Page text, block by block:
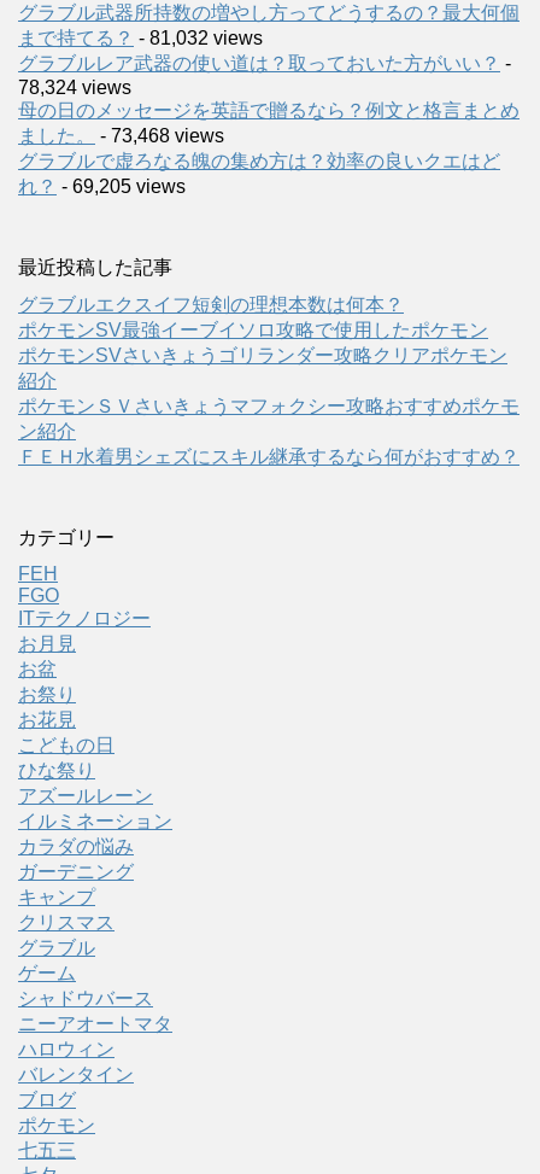
グラブル武器所持数の増やし方ってどうするの？最大何個
まで持てる？ - 81,032 views
グラブルレア武器の使い道は？取っておいた方がいい？ -
78,324 views
母の日のメッセージを英語で贈るなら？例文と格言まとめ
ました。
- 73,468 views
グラブルで虚ろなる魄の集め方は？効率の良いクエはど
れ？ - 69,205 views
最近投稿した記事
グラブルエクスイフ短剣の理想本数は何本？
ポケモンSV最強イーブイソロ攻略で使用したポケモン
ポケモンSVさいきょうゴリランダー攻略クリアポケモン
紹介
ポケモンＳＶさいきょうマフォクシー攻略おすすめポケモ
ン紹介
ＦＥＨ水着男シェズにスキル継承するなら何がおすすめ？
カテゴリー
FEH
FGO
ITテクノロジー
お月見
お盆
お祭り
お花見
こどもの日
ひな祭り
アズールレーン
イルミネーション
カラダの悩み
ガーデニング
キャンプ
クリスマス
グラブル
ゲーム
シャドウバース
ニーアオートマタ
ハロウィン
バレンタイン
ブログ
ポケモン
七五三